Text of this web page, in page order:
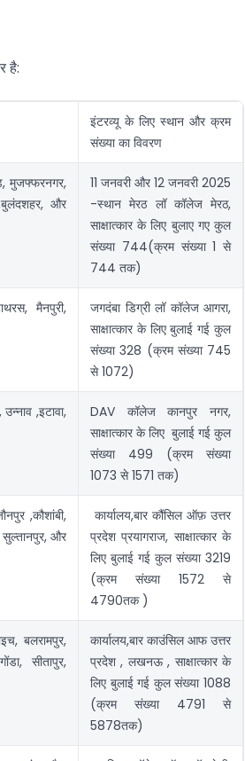
है:
इंटरव्यू के लिए स्थान और क्रम
संख्या का विवरण
मुजफ्फरनगर,
,बुलंदशहर, और
11 जनवरी और 12 जनवरी 2025
-स्थान मेरठ लॉ कॉलेज मेरठ,
साक्षात्कार के लिए बुलाए गए कुल
संख्या 744(क्रम संख्या 1 से
744 तक)
मैनपुरी,
जगदंबा डिग्री लॉ कॉलेज आगरा,
साक्षात्कार के लिए बुलाई गई कुल
संख्या 328 (क्रम संख्या 745
से 1072)
,इटावा,
DAV कॉलेज कानपुर नगर,
साक्षात्कार के लिए बुलाई गई कुल
संख्या 499 (क्रम संख्या
1073 से 1571 तक)
,कौशांबी,
सुल्तानपुर, और
कार्यालय,बार कौंसिल ऑफ़ उत्तर
प्रदेश प्रयागराज, साक्षात्कार के
लिए बुलाई गई कुल संख्या 3219
(क्रम संख्या 1572 से
4790तक )
बलरामपुर,
सीतापुर,
कार्यालय,बार काउंसिल आफ उत्तर
प्रदेश , लखनऊ , साक्षात्कार के
लिए बुलाई गई कुल संख्या 1088
(क्रम संख्या 4791 से
5878तक)